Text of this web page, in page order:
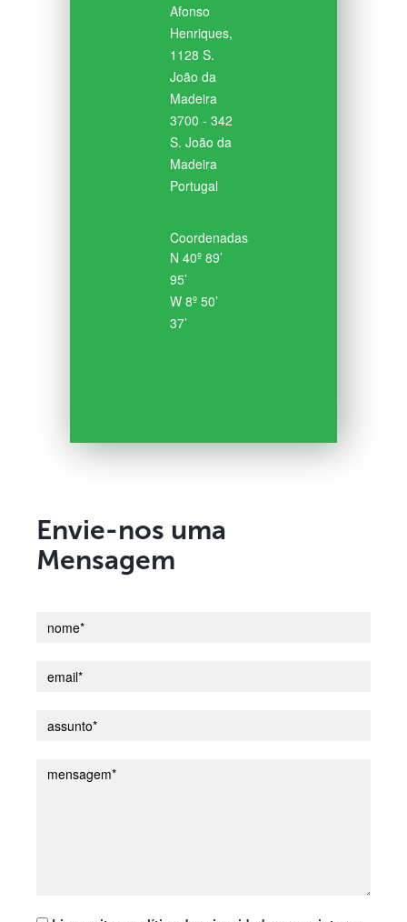
Afonso
Henriques,
1128 S.
João da
Madeira
3700 - 342
S. João da
Madeira
Portugal
Coordenadas
N 40º 89’
95’
W 8º 50’
37’
Envie-nos uma
Mensagem